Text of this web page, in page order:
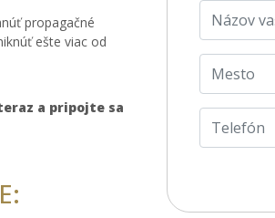
propagačné
ešte viac od
a pripojte sa